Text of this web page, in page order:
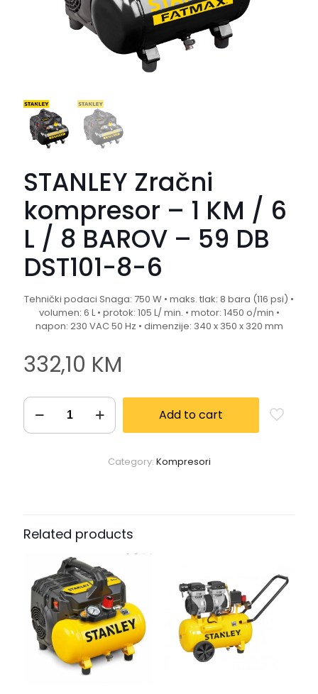
STANLEY Zračni
kompresor – 1 KM / 6
L / 8 BAROV – 59 DB
DST101-8-6
Tehnički podaci Snaga: 750 W • maks. tlak: 8 bara (116 psi) •
volumen: 6 L • protok: 105 L/ min. • motor: 1450 o/min •
napon: 230 VAC 50 Hz • dimenzije: 340 x 350 x 320 mm
332,10 KM
Add to cart
Category: Kompresori
Related products